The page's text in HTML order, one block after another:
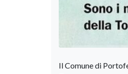
Il Comune di